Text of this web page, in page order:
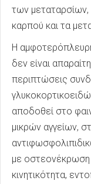
των μεταταρσίων,
καρπού και τα
Η
δεν είναι
περιπτώσεις
αποδοθεί στο
μικρών αγγείων,
με
κινητικότητα,